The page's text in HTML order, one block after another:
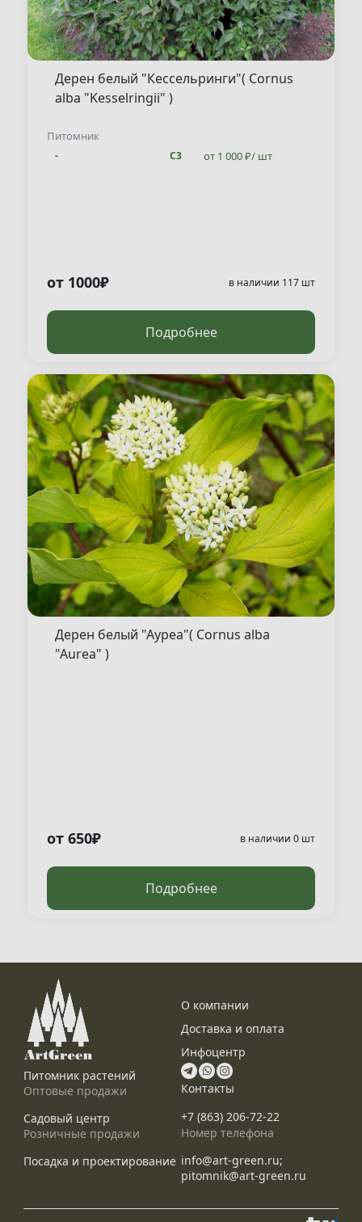
Дерен белый "Кессельринги"( Cornus
alba "Kesselringii" )
Питомник
- С3 от 1 000 ₽/ шт
от 1000₽ в наличии 117 шт
Подробнее
Дерен белый "Ауреа"( Cornus alba
"Aurea" )
от 650₽ в наличии 0 шт
Подробнее
Питомник растений
Оптовые продажи
Садовый центр
Розничные продажи
Посадка и проектирование
О компании
Доставка и оплата
Инфоцентр
Контакты
+7 (863) 206-72-22
Номер телефона
info@art-green.ru;
pitomnik@art-green.ru